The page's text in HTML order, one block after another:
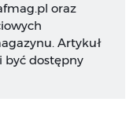
oraz
Artykuł
być dostępny